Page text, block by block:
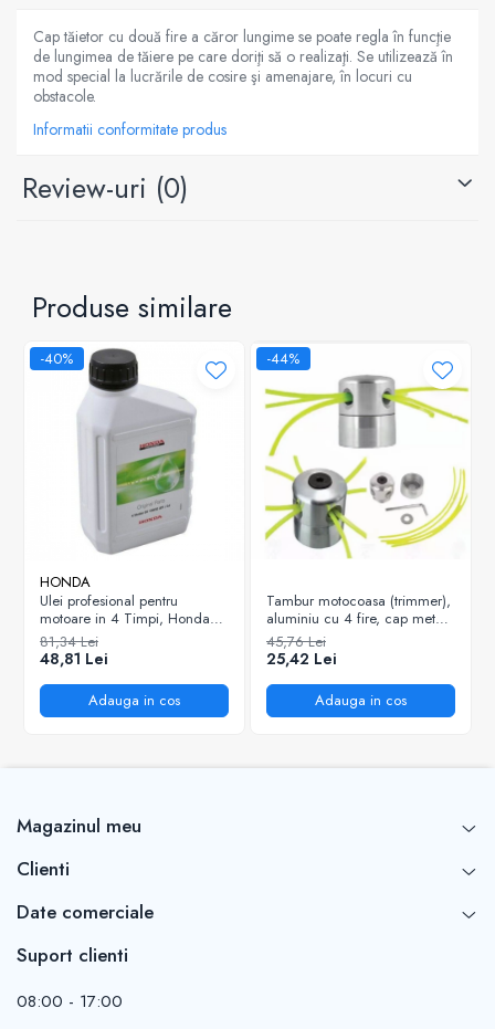
Cap tăietor cu două fire a căror lungime se poate regla în funcţie
de lungimea de tăiere pe care doriţi să o realizaţi. Se utilizează în
mod special la lucrările de cosire şi amenajare, în locuri cu
obstacole.
Informatii conformitate produs
Review-uri (0)
Produse similare
-40%
HONDA
Ulei profesional pentru
motoare in 4 Timpi, Honda
10W-30, 0.6L
81,34 Lei
48,81 Lei
Adauga in cos
-44%
Tambur motocoasa (trimmer),
aluminiu cu 4 fire, cap metal,
cheie imbus
45,76 Lei
25,42 Lei
Adauga in cos
Magazinul meu
Clienti
Date comerciale
Suport clienti
08:00 - 17:00